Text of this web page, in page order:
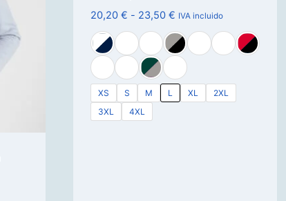
20,20 € - 23,50 €Rango
de
precios:
desde
20,20 €
hasta
IVA incluido
XS S M L XL
2XL
3XL
4XL